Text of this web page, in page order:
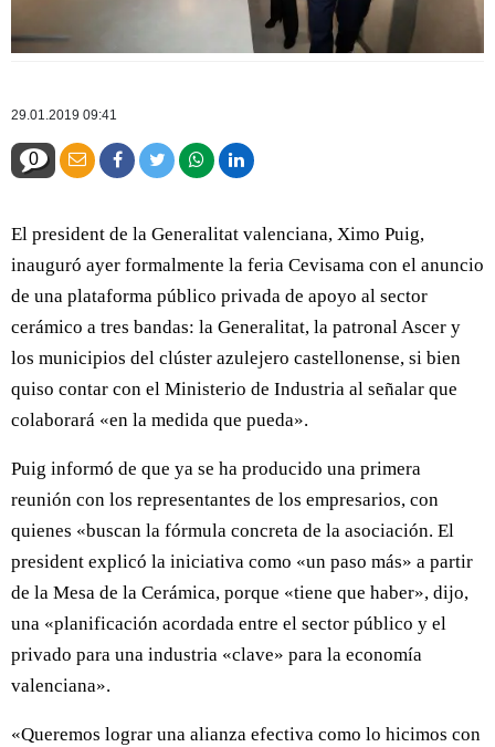
29.01.2019 09:41
0
El president de la Generalitat valenciana, Ximo Puig,
inauguró ayer formalmente la feria Cevisama con el anuncio
de una plataforma público privada de apoyo al sector
cerámico a tres bandas: la Generalitat, la patronal Ascer y
los municipios del clúster azulejero castellonense, si bien
quiso contar con el Ministerio de Industria al señalar que
colaborará «en la medida que pueda».
Puig informó de que ya se ha producido una primera
reunión con los representantes de los empresarios, con
quienes «buscan la fórmula concreta de la asociación. El
president explicó la iniciativa como «un paso más» a partir
de la Mesa de la Cerámica, porque «tiene que haber», dijo,
una «planificación acordada entre el sector público y el
privado para una industria «clave» para la economía
valenciana».
«Queremos lograr una alianza efectiva como lo hicimos con